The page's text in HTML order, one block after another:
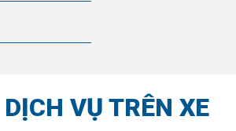
DỊCH VỤ TRÊN XE